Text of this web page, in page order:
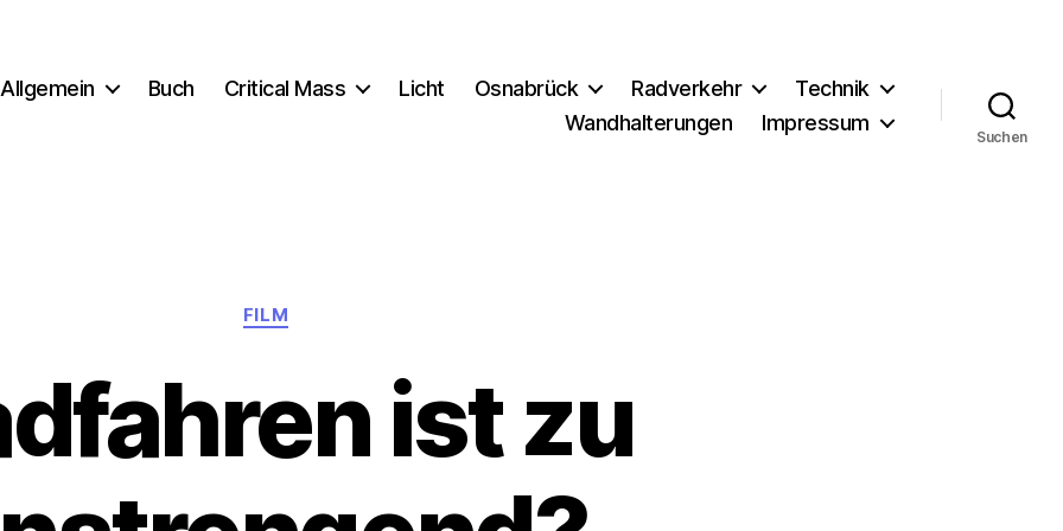
Allgemein Buch Critical Mass Licht Osnabrück Radverkehr
Technik
Wandhalterungen
Impressum
Suchen
Kategorien
FILM
ist zu